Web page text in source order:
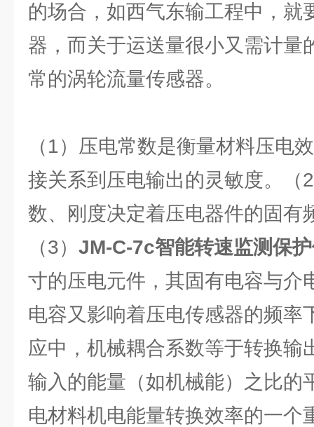
的场合，如西气东输工程中，就
器，而关于运送量很小又需计量
常的涡轮流量传感器。
（1）压电常数是衡量材料压电
接关系到压电输出的灵敏度。（
数、刚度决定着压电器件的固有
（3） JM-C-7c智能转速监测保
寸的压电元件，其固有电容与介
电容又影响着压电传感器的频率
应中，机械耦合系数等于转换输
输入的能量（如机械能）之比的
电材料机电能量转换效率的一个